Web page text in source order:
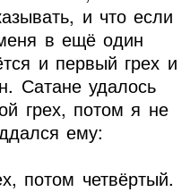
и что если
в ещё один
и первый грех и
Сатане удалось
грех, потом я не
ему:
потом четвёртый.